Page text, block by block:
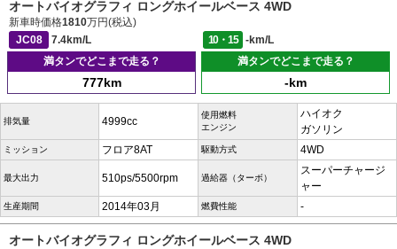
オートバイオグラフィ ロングホイールベース 4WD
新車時価格1810万円(税込)
JC08
7.4km/L 10・15
-km/L
満タンでどこまで走る？
777km
満タンでどこまで走る？
-km
排気量 4999cc
使用燃料
エンジン
ハイオク
ガソリン
ミッション フロア8AT 駆動方式 4WD
最大出力 510ps/5500rpm 過給器（ターボ）
スーパーチャージ
ャー
生産期間 2014年03月 燃費性能 -
オートバイオグラフィ ロングホイールベース 4WD